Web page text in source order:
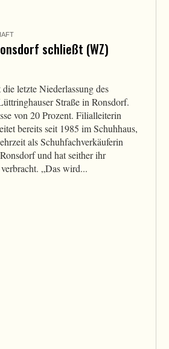
schließt (WZ)
letzte Niederlassung des
Straße in Ronsdorf.
von 20 Prozent. Filialleiterin
bereits seit 1985 im Schuhhaus,
als Schuhfachverkäuferin
und hat seither ihr
„Das wird...